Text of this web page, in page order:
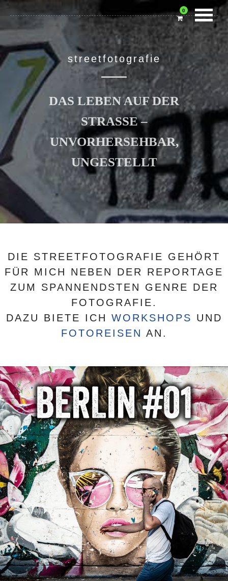
0
streetfotografie
DAS LEBEN AUF DER
STRASSE – U
NVORHERSEHBAR, U
NGESTELLT
DIE STREETFOTOGRAFIE GEHÖRT
FÜR MICH NEBEN DER REPORTAGE
ZUM SPANNENDSTEN GENRE DER
FOTOGRAFIE.
DAZU BIETE ICH WORKSHOPS UND
FOTOREISEN AN.